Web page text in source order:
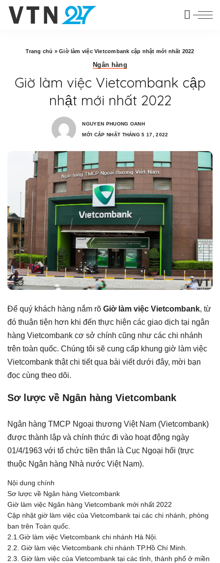
Trang chủ »Giờ làm việc Vietcombank cập nhật mới nhất 2022
Ngân hàng
Giờ làm việc Vietcombank cập
nhật mới nhất 2022
NGUYEN PHUONG OANH
MỚI CẬP NHẬT THÁNG 5 17, 2022
Để quý khách hàng nắm rõ Giờ làm việc Vietcombank, từ
đó thuận tiện hơn khi đến thực hiện các giao dịch tại ngân
hàng Vietcombank cơ sở chính cũng như các chi nhánh
trên toàn quốc. Chúng tôi sẽ cung cấp khung giờ làm việc
Vietcombank thật chi tiết qua bài viết dưới đây, mời bạn
đọc cùng theo dõi.
Sơ lược về Ngân hàng Vietcombank
Ngân hàng TMCP Ngoại thương Việt Nam (Vietcombank)
được thành lập và chính thức đi vào hoạt động ngày
01/4/1963 với tổ chức tiền thân là Cục Ngoại hối (trực
thuộc Ngân hàng Nhà nước Việt Nam).
Nội dung chính
Sơ lược về Ngân hàng Vietcombank
Giờ làm việc Ngân hàng Vietcombank mới nhất 2022
Cập nhật giờ làm việc của Vietcombank tại các chi nhánh, phòng
ban trên Toàn quốc.
2.1.Giờ làm việc Vietcombank chi nhánh Hà Nội.
2.2. Giờ làm việc Vietcombank chi nhánh TP.Hồ Chí Minh.
2.3. Giờ làm việc của Vietcombank tại các tỉnh, thành phố ở miền